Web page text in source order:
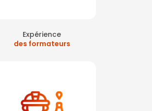
Expérience
des formateurs